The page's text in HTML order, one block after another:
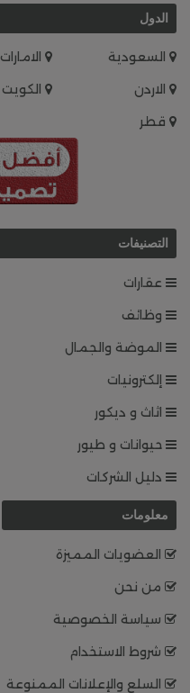
الدول
السعودية الامارات
الاردن
الكويت
قطر
التصنيفات
عقارات
وظائف
الموضة والجمال
إلكترونيات
اثاث و ديكور
حيوانات و طيور
دليل الشركات
معلومات
العضويات المميزة
من نحن
سياسة الخصوصية
شروط الاستخدام
السلع والإعلانات الممنوعة